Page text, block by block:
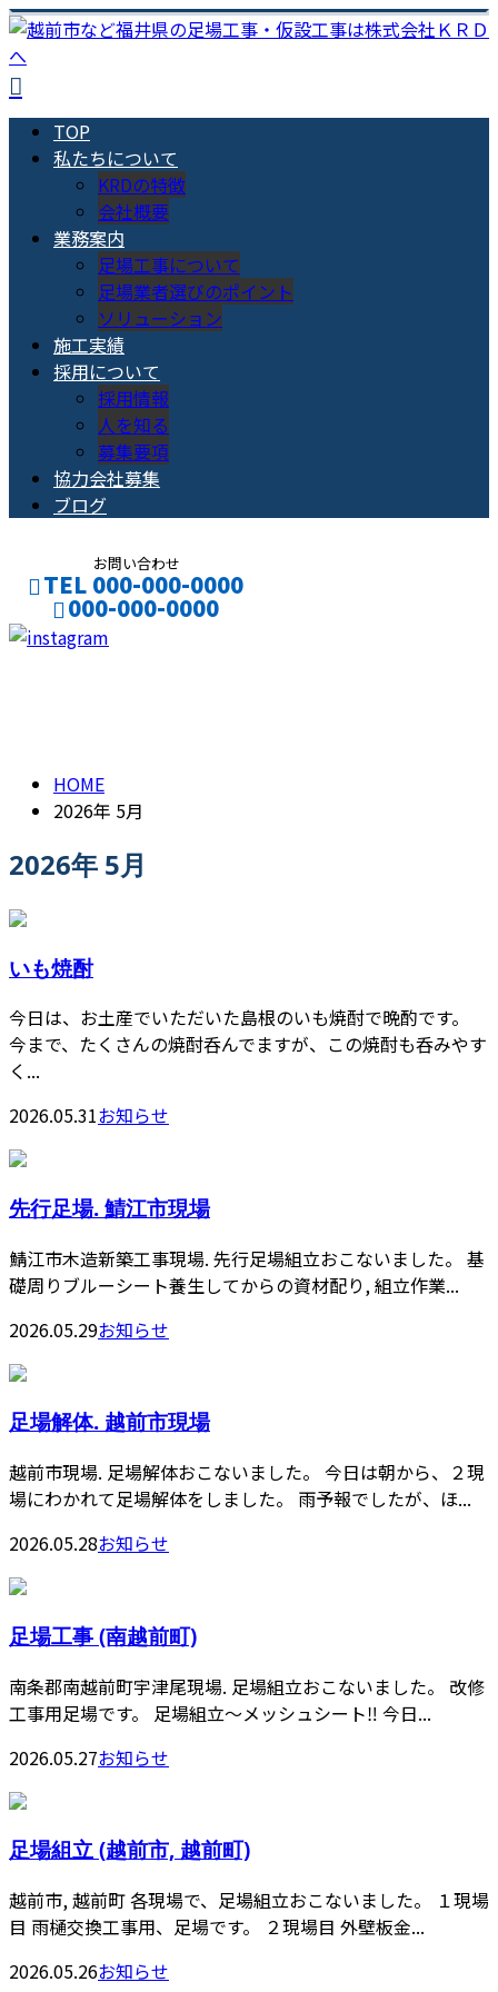
TOP
私たちについて
KRDの特徴
会社概要
業務案内
足場工事について
足場業者選びのポイント
ソリューション
施工実績
採用について
採用情報
人を知る
募集要項
協力会社募集
ブログ
お問い合わせ
TEL 000-000-0000
000-000-0000
HOME
2026年 5月
2026年 5月
いも焼酎
今日は、お土産でいただいた島根のいも焼酎で晩酌です。
今まで、たくさんの焼酎呑んでますが、この焼酎も呑みやす
く...
2026.05.31お知らせ
先行足場. 鯖江市現場
鯖江市木造新築工事現場. 先行足場組立おこないました。 基
礎周りブルーシート養生してからの資材配り, 組立作業...
2026.05.29お知らせ
足場解体. 越前市現場
越前市現場. 足場解体おこないました。 今日は朝から、２現
場にわかれて足場解体をしました。 雨予報でしたが、ほ...
2026.05.28お知らせ
足場工事 (南越前町)
南条郡南越前町宇津尾現場. 足場組立おこないました。 改修
工事用足場です。 足場組立〜メッシュシート‼️ 今日...
2026.05.27お知らせ
足場組立 (越前市, 越前町)
越前市, 越前町 各現場で、足場組立おこないました。 １現場
目 雨樋交換工事用、足場です。 ２現場目 外壁板金...
2026.05.26お知らせ